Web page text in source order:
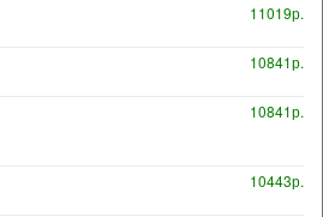
11019р.
10841р.
10841р.
10443р.